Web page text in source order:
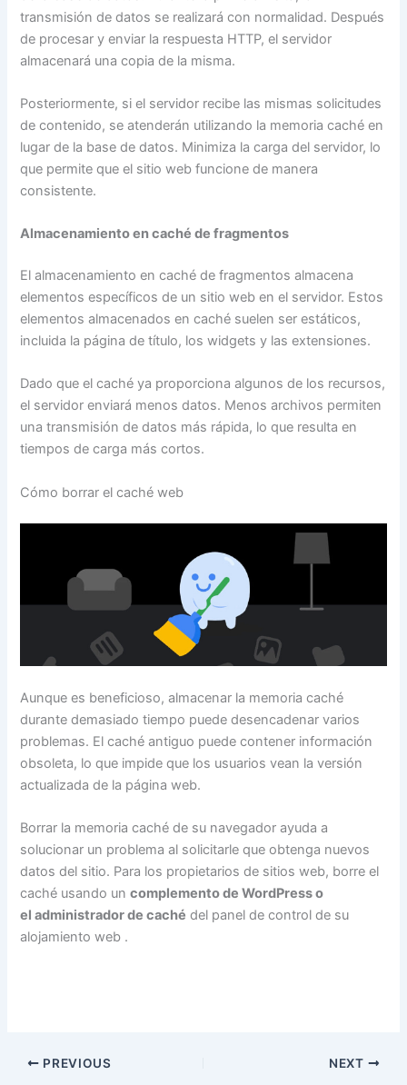
transmisión de datos se realizará con normalidad. Después
de procesar y enviar la respuesta HTTP, el servidor
almacenará una copia de la misma.
Posteriormente, si el servidor recibe las mismas solicitudes
de contenido, se atenderán utilizando la memoria caché en
lugar de la base de datos. Minimiza la carga del servidor, lo
que permite que el sitio web funcione de manera
consistente.
Almacenamiento en caché de fragmentos
El almacenamiento en caché de fragmentos almacena
elementos específicos de un sitio web en el servidor. Estos
elementos almacenados en caché suelen ser estáticos,
incluida la página de título, los widgets y las extensiones.
Dado que el caché ya proporciona algunos de los recursos,
el servidor enviará menos datos. Menos archivos permiten
una transmisión de datos más rápida, lo que resulta en
tiempos de carga más cortos.
Cómo borrar el caché web
Aunque es beneficioso, almacenar la memoria caché
durante demasiado tiempo puede desencadenar varios
problemas. El caché antiguo puede contener información
obsoleta, lo que impide que los usuarios vean la versión
actualizada de la página web.
Borrar la memoria caché de su navegador ayuda a
solucionar un problema al solicitarle que obtenga nuevos
datos del sitio. Para los propietarios de sitios web, borre el
caché usando uncomplemento de WordPress o
eladministrador de caché del panel de control de su
alojamiento web .
PREVIOUS NEXT